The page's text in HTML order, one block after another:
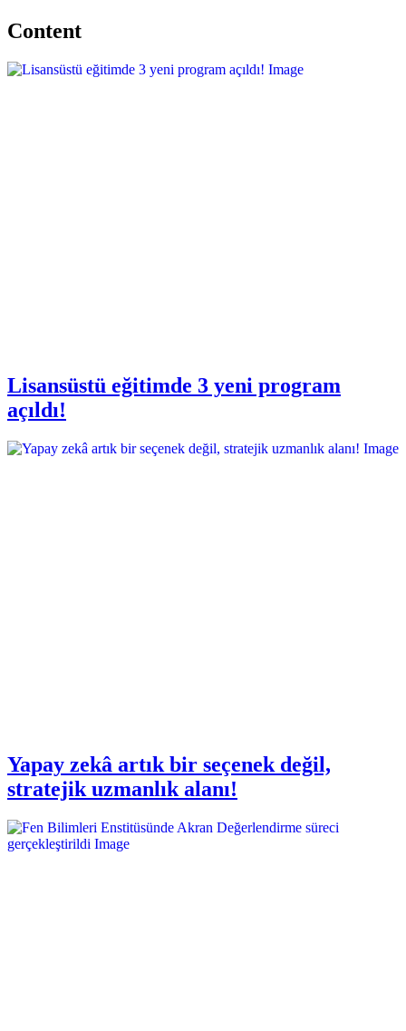
Content
Lisansüstü eğitimde 3 yeni program
açıldı!
Yapay zekâ artık bir seçenek değil,
stratejik uzmanlık alanı!